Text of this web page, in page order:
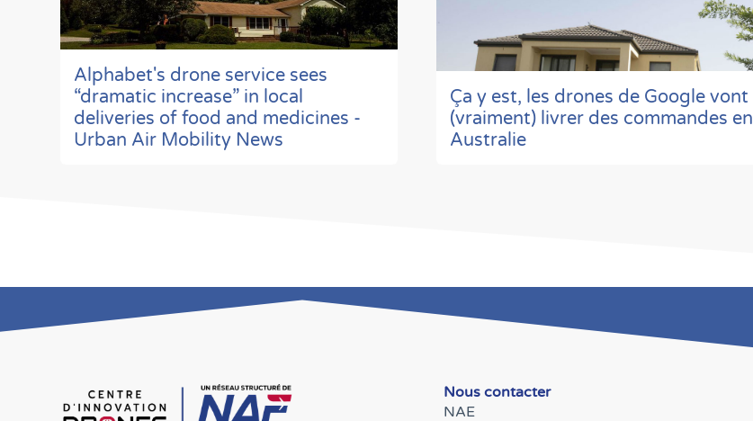
Alphabet's drone service sees
“dramatic increase” in local
deliveries of food and medicines -
Urban Air Mobility News
Ça y est, les drones de Google vont
(vraiment) livrer des commandes en
Australie
Nous contacter
NAE